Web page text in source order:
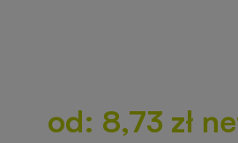
od: 8,73 zł